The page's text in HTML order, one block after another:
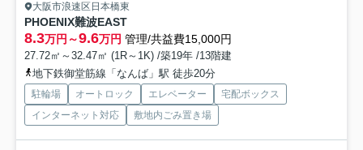
大阪市浪速区日本橋東
PHOENIX難波EAST
8.3万円～9.6万円 管理/共益費15,000円
27.72㎡～32.47㎡ (1R～1K) /築19年 /13階建
地下鉄御堂筋線「なんば」駅 徒歩20分
駐輪場 オートロック エレベーター
宅配ボックス
インターネット対応
敷地内ごみ置き場